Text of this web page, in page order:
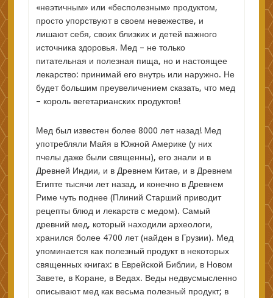
«неэтичным» или «бесполезным» продуктом,
просто упорствуют в своем невежестве, и
лишают себя, своих близких и детей важного
источника здоровья. Мед – не только
питательная и полезная пища, но и настоящее
лекарство: принимай его внутрь или наружно. Не
будет большим преувеличением сказать, что мед
– король вегетарианских продуктов!
Мед был известен более 8000 лет назад! Мед
употребляли Майя в Южной Америке (у них
пчелы даже были священны), его знали и в
Древней Индии, и в Древнем Китае, и в Древнем
Египте тысячи лет назад, и конечно в Древнем
Риме чуть поднее (Плиний Старший приводит
рецепты блюд и лекарств с медом). Самый
древний мед, который находили археологи,
хранился более 4700 лет (найден в Грузии). Мед
упоминается как полезный продукт в некоторых
священных книгах: в Еврейской Библии, в Новом
Завете, в Коране, в Ведах. Веды недвусмысленно
описывают мед как весьма полезный продукт; в